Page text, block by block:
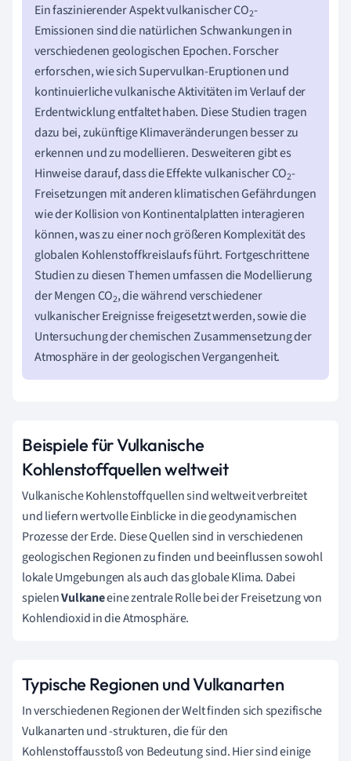
Ein faszinierender Aspekt vulkanischer CO2-
Emissionen sind die natürlichen Schwankungen in
verschiedenen geologischen Epochen. Forscher
erforschen, wie sich Supervulkan-Eruptionen und
kontinuierliche vulkanische Aktivitäten im Verlauf der
Erdentwicklung entfaltet haben. Diese Studien tragen
dazu bei, zukünftige Klimaveränderungen besser zu
erkennen und zu modellieren. Desweiteren gibt es
Hinweise darauf, dass die Effekte vulkanischer CO2-
Freisetzungen mit anderen klimatischen Gefährdungen
wie der Kollision von Kontinentalplatten interagieren
können, was zu einer noch größeren Komplexität des
globalen Kohlenstoffkreislaufs führt. Fortgeschrittene
Studien zu diesen Themen umfassen die Modellierung
der Mengen CO2, die während verschiedener
vulkanischer Ereignisse freigesetzt werden, sowie die
Untersuchung der chemischen Zusammensetzung der
Atmosphäre in der geologischen Vergangenheit.
Beispiele für Vulkanische
Kohlenstoffquellen weltweit
Vulkanische Kohlenstoffquellen sind weltweit verbreitet
und liefern wertvolle Einblicke in die geodynamischen
Prozesse der Erde. Diese Quellen sind in verschiedenen
geologischen Regionen zu finden und beeinflussen sowohl
lokale Umgebungen als auch das globale Klima. Dabei
spielenVulkaneeine zentrale Rolle bei der Freisetzung von
Kohlendioxid in die Atmosphäre.
Typische Regionen und Vulkanarten
In verschiedenen Regionen der Welt finden sich spezifische
Vulkanarten und -strukturen, die für den
Kohlenstoffausstoß von Bedeutung sind. Hier sind einige